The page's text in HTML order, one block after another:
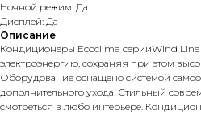
Ночной режим: Да
Дисплей: Да
Описание
Кондиционеры Ecoclima серииWind Line
электроэнергию, сохраняя при этом
Оборудование оснащено системой
дополнительного ухода. Стильный
смотреться в любо интерьере.